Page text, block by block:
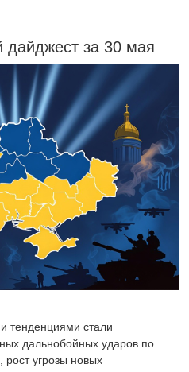
дайджест за 30 мая
тенденциями стали
дальнобойных ударов по
рост угрозы новых